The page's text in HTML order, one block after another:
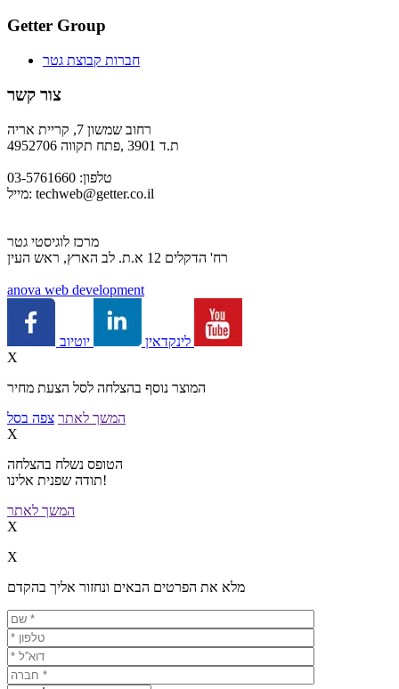
Getter Group
חברות קבוצת גטר
צור קשר
רחוב שמשון 7, קריית אריה
ת.ד 3901 ,פתח תקווה 4952706
טלפון: 03-5761660
מייל: techweb@getter.co.il
מרכז לוגיסטי גטר
רח' הדקלים 12 א.ת. לב הארץ, ראש העין
anova web development
לינקדאין
X
המוצר נוסף בהצלחה לסל הצעת מחיר
המשך לאתר צפה בסל
X
הטופס נשלח בהצלחה
תודה שפנית אלינו!
המשך לאתר
X
X
מלא את הפרטים הבאים ונחזור אליך בהקדם